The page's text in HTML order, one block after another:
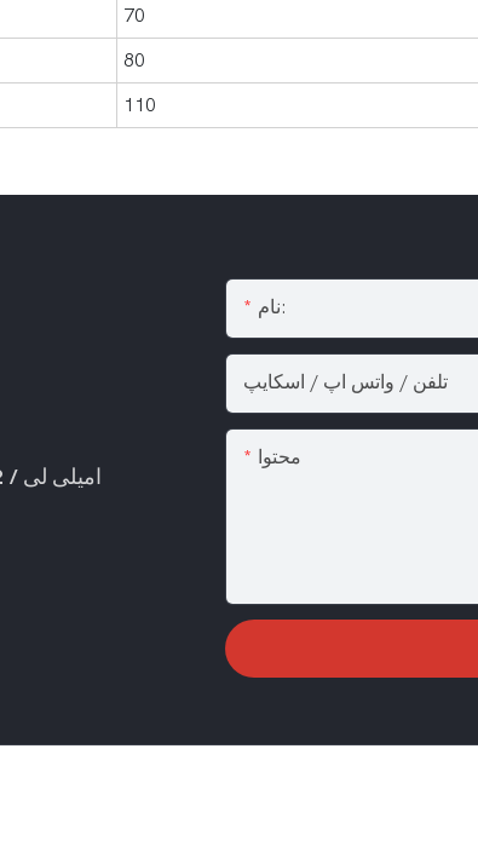
70
80
110
+86 020 - 2213 9352 / امیلی لی
نام:
تلفن / واتس اپ / اسکایپ
محتوا